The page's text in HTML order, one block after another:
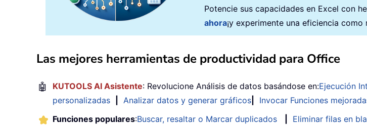
Potencie sus capacidades en Excel con
ahora¡y experimente una eficiencia como
Las mejores herramientas de productividad para Office
🤖 KUTOOLS AI Asistente: Revolucione Análisis de datos basándose en:Ejecución
personalizadas
Analizar datos y generar gráficos Invocar Funciones
Funciones populares:Buscar, resaltar o Marcar duplicados Eliminar filas en